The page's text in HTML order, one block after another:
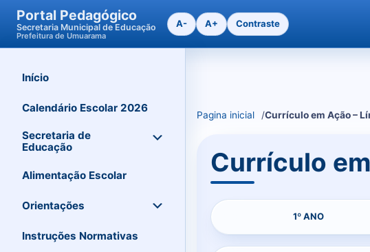
Portal Pedagógico
Secretaria Municipal de Educação
Prefeitura de Umuarama
A- A+ Contraste
Início
Calendário Escolar 2026
Secretaria de
Educação
Alimentação Escolar
Orientações
Instruções Normativas
Pagina inicial Currículo em Ação –
Currículo
1º ANO